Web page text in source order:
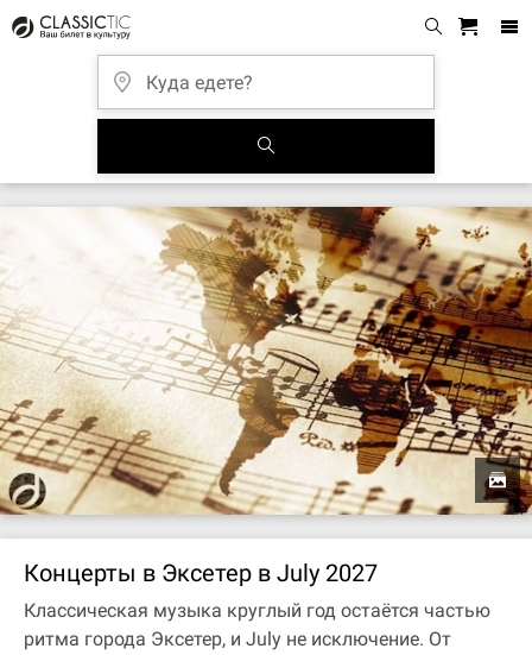
Концерты в Эксетер в July 2027
Классическая музыка круглый год остаётся частью
ритма города Эксетер, и July не исключение. От